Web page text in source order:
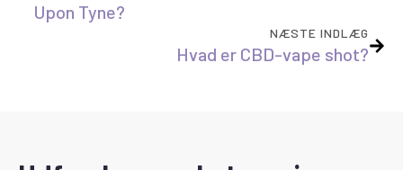
Upon Tyne?
NÆSTE INDLÆG
Hvad er CBD-vape shot?